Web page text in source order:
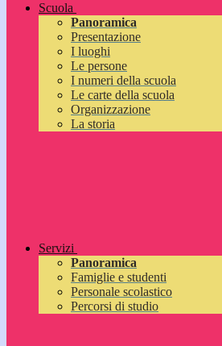
Scuola
Panoramica
Presentazione
I luoghi
Le persone
I numeri della scuola
Le carte della scuola
Organizzazione
La storia
Servizi
Panoramica
Famiglie e studenti
Personale scolastico
Percorsi di studio